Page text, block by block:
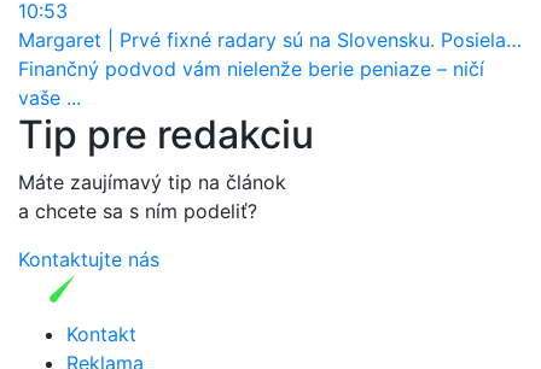
10:53
Margaret
Prvé fixné radary sú na Slovensku. Posielajú už pokuty? Ukáže ich Waze?
Finančný podvod vám nielenže berie peniaze – ničí
vaše ...
Tip pre redakciu
Máte zaujímavý tip na článok
a chcete sa s ním podeliť?
Kontaktujte nás
Kontakt
Reklama